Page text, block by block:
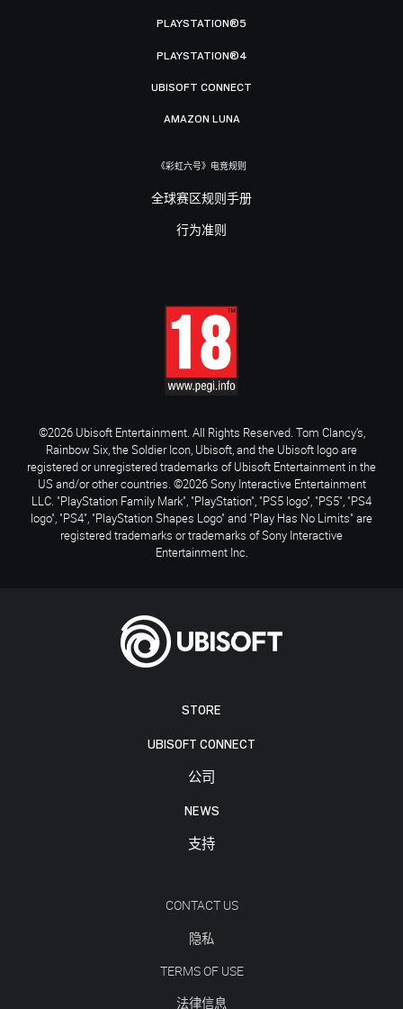
STORE
UBISOFT CONNECT
公司
NEWS
支持
CONTACT US
隐私
TERMS OF USE
法律信息
PLAYSTATION®5
PLAYSTATION®4
UBISOFT CONNECT
AMAZON LUNA
《彩虹六号》电竞规则
全球赛区规则手册
行为准则
©2026 Ubisoft Entertainment. All Rights Reserved. Tom Clancy’s,
Rainbow Six, the Soldier Icon, Ubisoft, and the Ubisoft logo are
registered or unregistered trademarks of Ubisoft Entertainment in the
US and/or other countries. ©2026 Sony Interactive Entertainment
LLC. "PlayStation Family Mark", "PlayStation", "PS5 logo", "PS5", "PS4
logo", "PS4", "PlayStation Shapes Logo" and "Play Has No Limits" are
registered trademarks or trademarks of Sony Interactive
Entertainment Inc.